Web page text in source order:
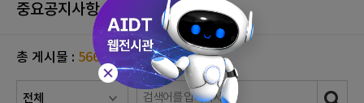
중요공지사항
총 게시물 : 566